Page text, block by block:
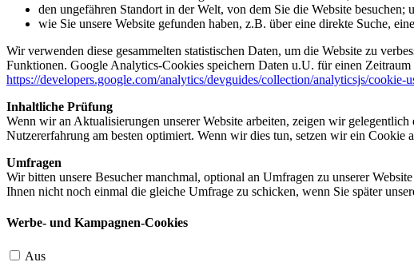
den ungefähren Standort in der Welt, von dem Sie die Website besuchen;
wie Sie unsere Website gefunden haben, z.B. über eine direkte Suche,
Wir verwenden diese gesammelten statistischen Daten, um die Website zu
Funktionen. Google Analytics-Cookies speichern Daten u.U. für einen
https://developers.google.com/analytics/devguides/collection/analyticsjs/cookie-
Inhaltliche Prüfung
Wenn wir an Aktualisierungen unserer Website arbeiten, zeigen wir
Nutzererfahrung am besten optimiert. Wenn wir dies tun, setzen wir ein
Umfragen
Wir bitten unsere Besucher manchmal, optional an Umfragen zu unserer
Ihnen nicht noch einmal die gleiche Umfrage zu schicken, wenn Sie später
Werbe- und Kampagnen-Cookies
Aus